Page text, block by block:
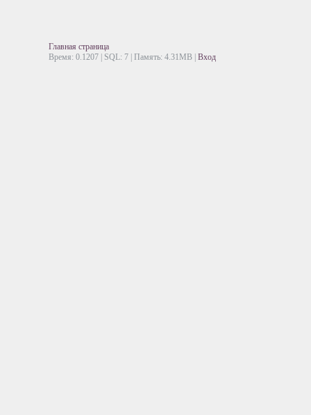
Главная страница
Время: 0.1207 | SQL: 7 | Память: 4.31MB Вход